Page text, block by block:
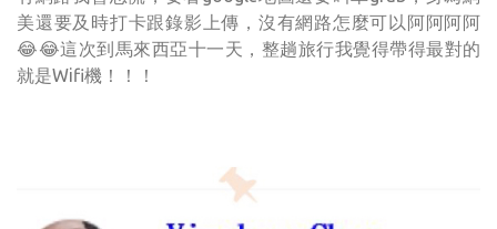
美還要及時打卡跟錄影上傳，沒有網路怎麼可以阿阿阿阿
😂😂這次到馬來西亞十一天，整趟旅行我覺得帶得最對的
就是Wifi機！！！